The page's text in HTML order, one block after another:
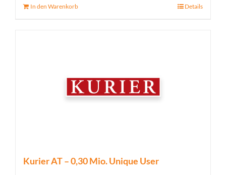
In den Warenkorb Details
Kurier AT – 0,30 Mio. Unique User